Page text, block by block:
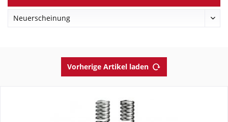
Vorherige Artikel laden